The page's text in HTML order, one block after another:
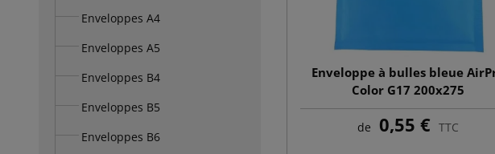
Enveloppes A4
Enveloppes A5
Enveloppes B4
Enveloppes B5
Enveloppes B6
Enveloppe à bulles bleue
Color G17 200x275
de 0,55 € TTC